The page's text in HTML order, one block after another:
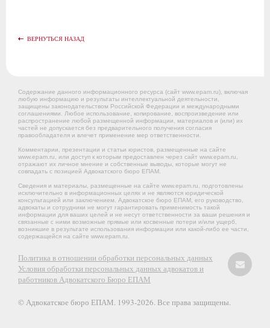
ВЕРНУТЬСЯ НАЗАД
Содержание данного информационного ресурса (сайт www.epam.ru), включая
любую информацию и результаты интеллектуальной деятельности,
защищены законодательством Российской Федерации и международными
соглашениями. Любое использование, копирование, воспроизведение или
распространение любой размещенной информации, материалов и (или) их
частей не допускается без предварительного получения согласия
правообладателя и влечет применение мер ответственности.
Комментарии, презентации и статьи юристов, размещенные на сайте
www.epam.ru, или доступ к которым предоставлен через сайт www.epam.ru,
отражают их личное мнение и собственные выводы, которые могут не
совпадать с позицией Адвокатского бюро ЕПАМ.
Сведения и материалы, размещенные на сайте www.epam.ru, подготовлены
исключительно в информационных целях и не являются юридической
консультацией или заключением. Адвокатское бюро ЕПАМ, его руководство,
адвокаты и сотрудники не могут гарантировать применимость такой
информации для ваших целей и не несут ответственности за ваши решения и
связанные с ними возможные прямые или косвенные потери и/или ущерб,
возникшие в результате использования информации или какой-либо ее части,
содержащейся на сайте www.epam.ru.
Политика в отношении обработки персональных данных
Условия обработки персональных данных адвокатов и
работников Адвокатского Бюро ЕПАМ
© Адвокатское бюро ЕПАМ. 1993-2026. Все права защищены.